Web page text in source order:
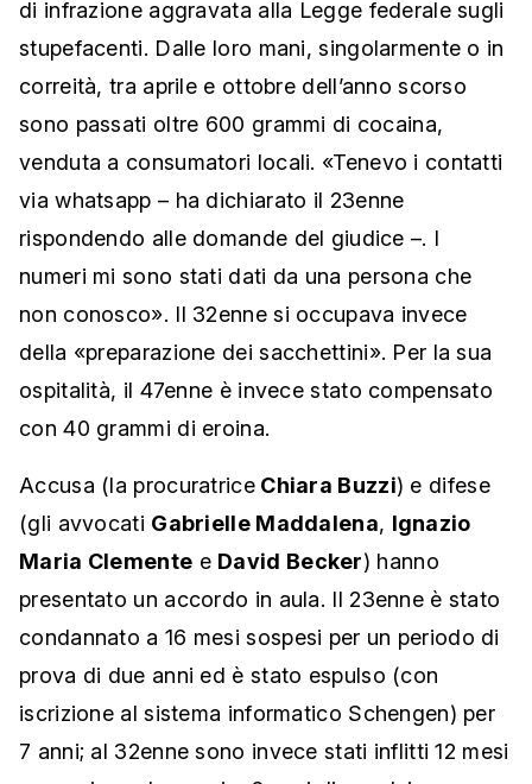
di infrazione aggravata alla Legge federale sugli
stupefacenti. Dalle loro mani, singolarmente o in
correità, tra aprile e ottobre dell’anno scorso
sono passati oltre 600 grammi di cocaina,
venduta a consumatori locali. «Tenevo i contatti
via whatsapp – ha dichiarato il 23enne
rispondendo alle domande del giudice –. I
numeri mi sono stati dati da una persona che
non conosco». Il 32enne si occupava invece
della «preparazione dei sacchettini». Per la sua
ospitalità, il 47enne è invece stato compensato
con 40 grammi di eroina.
Accusa (la procuratriceChiara Buzzi) e difese
(gli avvocati Gabrielle Maddalena, Ignazio
Maria Clemente e David Becker) hanno
presentato un accordo in aula. Il 23enne è stato
condannato a 16 mesi sospesi per un periodo di
prova di due anni ed è stato espulso (con
iscrizione al sistema informatico Schengen) per
7 anni; al 32enne sono invece stati inflitti 12 mesi